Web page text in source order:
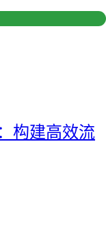
构建高效流